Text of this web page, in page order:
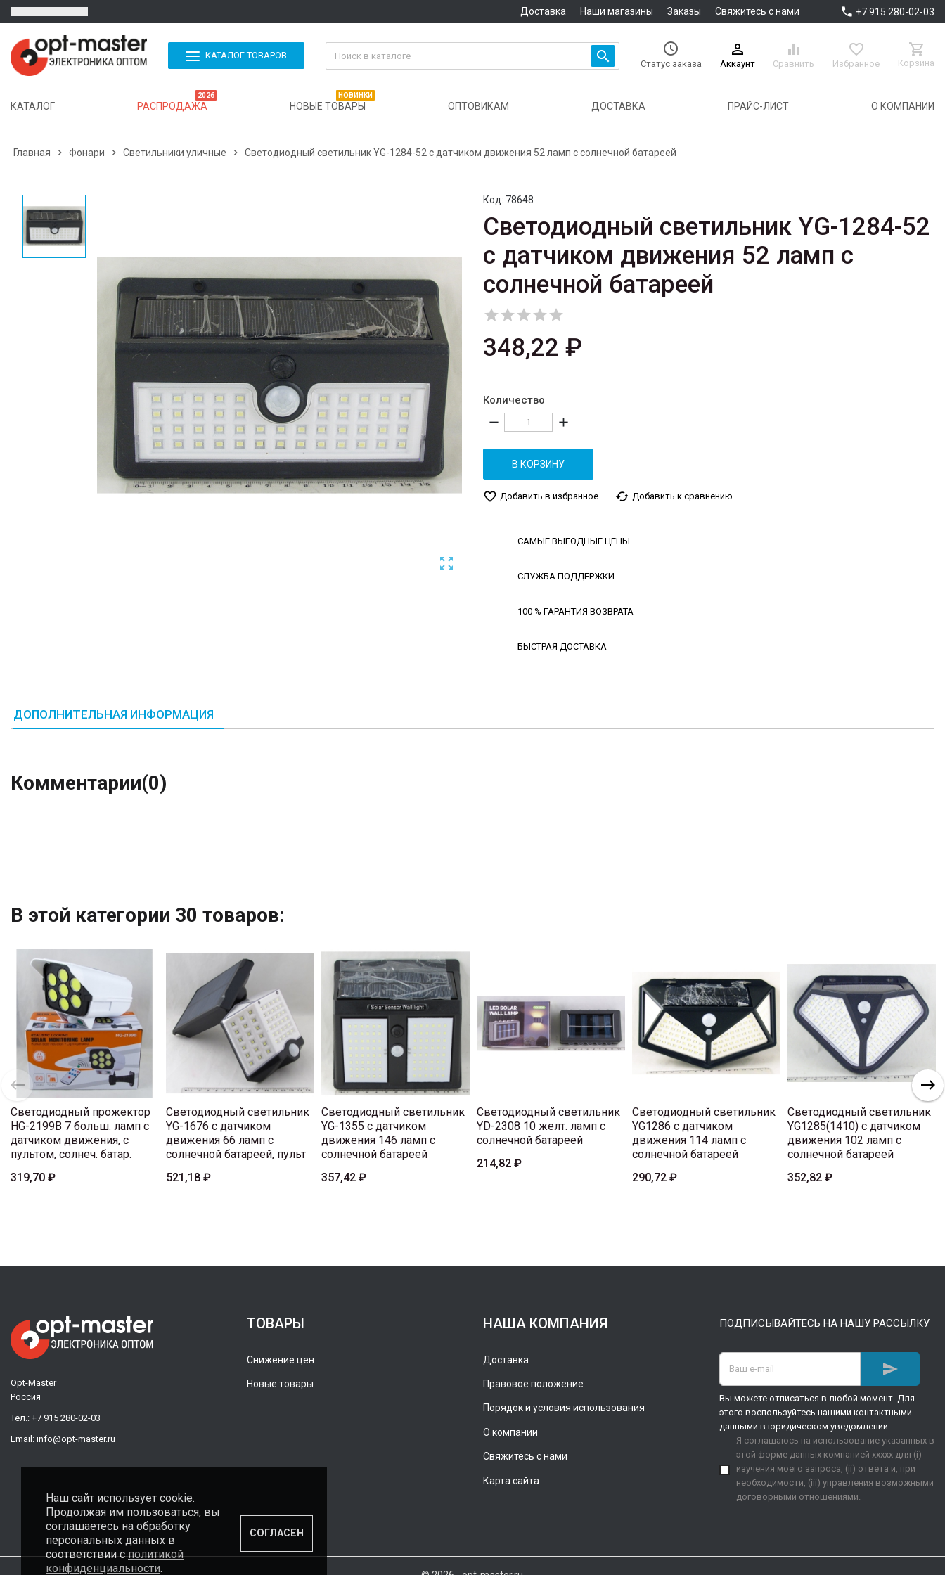
Доставка Наши магазины Заказы Свяжитесь с нами  +7 915 280-02-03
КАТАЛОГ ТОВАРОВ  
Статус заказа

Аккаунт

Сравнить

Избранное

Корзина
КАТАЛОГ РАСПРОДАЖА
2026
НОВЫЕ ТОВАРЫ
НОВИНКИ
ОПТОВИКАМ ДОСТАВКА ПРАЙС-ЛИСТ О КОМПАНИИ
Главная  Фонари  Светильники уличные  Светодиодный светильник YG-1284-52 с датчиком движения 52 ламп с солнечной батареей

Код: 78648
Светодиодный светильник YG-1284-52
с датчиком движения 52 ламп с
солнечной батареей

348,22 ₽
Количество
remove add
В КОРЗИНУ
favorite_border Добавить в избранное cached Добавить к сравнению
САМЫЕ ВЫГОДНЫЕ ЦЕНЫ
СЛУЖБА ПОДДЕРЖКИ
100 % ГАРАНТИЯ ВОЗВРАТА
БЫСТРАЯ ДОСТАВКА
ДОПОЛНИТЕЛЬНАЯ ИНФОРМАЦИЯ
Комментарии(0)
В этой категории 30 товаров:
Светодиодный прожектор
HG-2199B 7 больш. ламп с
датчиком движения, с
пультом, солнеч. батар.
319,70 ₽
Светодиодный светильник
YG-1676 с датчиком
движения 66 ламп с
солнечной батареей, пульт
521,18 ₽
Светодиодный светильник
YG-1355 с датчиком
движения 146 ламп с
солнечной батареей
357,42 ₽
Светодиодный светильник
YD-2308 10 желт. ламп с
солнечной батареей
214,82 ₽
Светодиодный светильник
YG1286 с датчиком
движения 114 ламп с
солнечной батареей
290,72 ₽
Светодиодный светильник
YG1285(1410) с датчиком
движения 102 ламп с
солнечной батареей
352,82 ₽
Opt-Master
Россия
Тел.: +7 915 280-02-03
Email: info@opt-master.ru
ТОВАРЫ
Снижение цен
Новые товары
НАША КОМПАНИЯ
Доставка
Правовое положение
Порядок и условия использования
О компании
Свяжитесь с нами
Карта сайта
ПОДПИСЫВАЙТЕСЬ НА НАШУ РАССЫЛКУ

Вы можете отписаться в любой момент. Для
этого воспользуйтесь нашими контактными
данными в юридическом уведомлении.
Я соглашаюсь на использование указанных в
этой форме данных компанией xxxxx для (i)
изучения моего запроса, (ii) ответа и, при
необходимости, (iii) управления возможными
договорными отношениями.
Наш сайт использует cookie.
Продолжая им пользоваться, вы
соглашаетесь на обработку
персональных данных в
соответствии сполитикой
конфиденциальности.
СОГЛАСЕН